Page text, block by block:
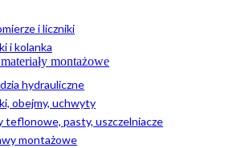
i liczniki
i kolanka
montażowe
hydrauliczne
obejmy, uchwyty
teflonowe, pasty, uszczelniacze
montażowe